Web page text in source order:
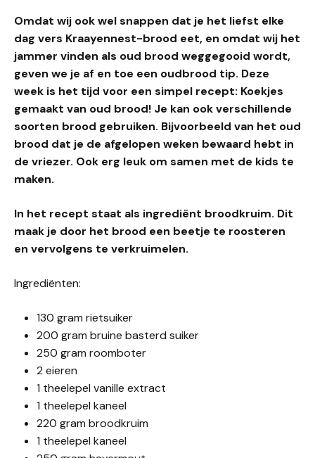
Omdat wij ook wel snappen dat je het liefst elke
dag vers Kraayennest-brood eet, en omdat wij het
jammer vinden als oud brood weggegooid wordt,
geven we je af en toe een oudbrood tip. Deze
week is het tijd voor een simpel recept: Koekjes
gemaakt van oud brood! Je kan ook verschillende
soorten brood gebruiken. Bijvoorbeeld van het oud
brood dat je de afgelopen weken bewaard hebt in
de vriezer. Ook erg leuk om samen met de kids te
maken.
In het recept staat als ingrediënt broodkruim. Dit
maak je door het brood een beetje te roosteren
en vervolgens te verkruimelen.
Ingrediënten:
130 gram rietsuiker
200 gram bruine basterd suiker
250 gram roomboter
2 eieren
1 theelepel vanille extract
1 theelepel kaneel
220 gram broodkruim
1 theelepel kaneel